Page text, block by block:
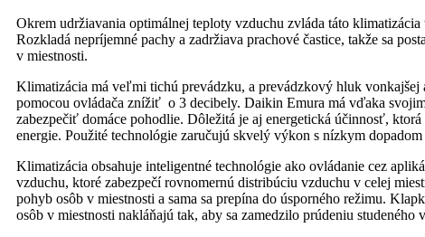
Okrem udržiavania optimálnej teploty vzduchu zvláda táto
Rozkladá nepríjemné pachy a zadržiava prachové častice, takže sa
v miestnosti.
Klimatizácia má veľmi tichú prevádzku, a prevádzkový hluk vonkajšej
pomocou ovládača znížiť o 3 decibely. Daikin Emura má vďaka
zabezpečiť domáce pohodlie. Dôležitá je aj energetická účinnosť,
energie. Použité technológie zaručujú skvelý výkon s nízkym
Klimatizácia obsahuje inteligentné technológie ako ovládanie cez
vzduchu, ktoré zabezpečí rovnomernú distribúciu vzduchu v celej
pohyb osôb v miestnosti a sama sa prepína do úsporného režimu.
osôb v miestnosti nakláňajú tak, aby sa zamedzilo prúdeniu studeného